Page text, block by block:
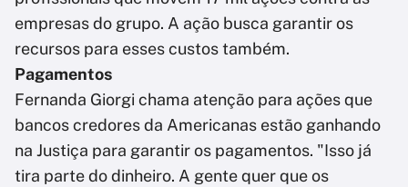
empresas do grupo. A ação busca garantir os
recursos para esses custos também.
Pagamentos
Fernanda Giorgi chama atenção para ações que
bancos credores da Americanas estão ganhando
na Justiça para garantir os pagamentos. "Isso já
tira parte do dinheiro. A gente quer que os